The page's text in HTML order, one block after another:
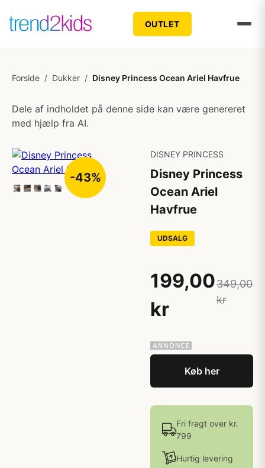
OUTLET
Forside / Dukker / Disney Princess Ocean Ariel Havfrue
Dele af indholdet på denne side kan være genereret
med hjælp fra AI.
-43%
DISNEY PRINCESS
Disney Princess
Ocean Ariel
Havfrue
UDSALG
199,00
kr
349,00
kr
Køb her
Fri fragt over kr.
799
Hurtig levering